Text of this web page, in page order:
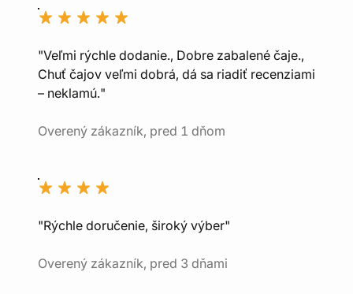
"Veľmi rýchle dodanie., Dobre zabalené čaje.,
Chuť čajov veľmi dobrá, dá sa riadiť recenziami
– neklamú."
Overený zákazník, pred 1 dňom
"Rýchle doručenie, široký výber"
Overený zákazník, pred 3 dňami